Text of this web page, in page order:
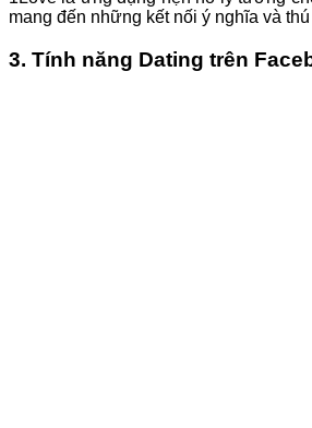
mang đến những kết nối ý nghĩa và
3. Tính năng Dating trên